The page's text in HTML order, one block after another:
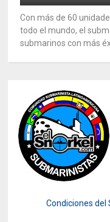
Con más de 60
todo el mundo, el
submarinos con más
Condiciones del